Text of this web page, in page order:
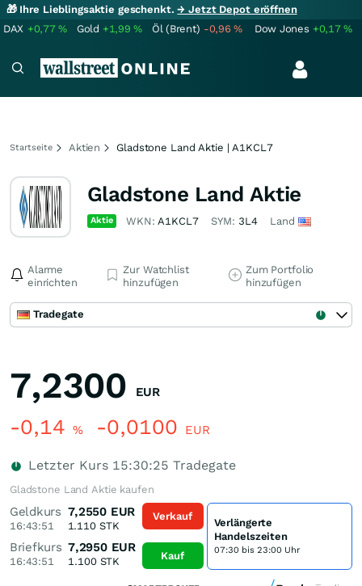
🎁 Ihre Lieblingsaktie geschenkt.→ Jetzt Depot eröffnen
DAX +0,77% Gold +1,99% Öl (Brent) -0,96% Dow Jones +0,17%
Startseite Aktien Gladstone Land Aktie | A1KCL7
Gladstone Land Aktie
Aktie WKN:A1KCL7 SYM: 3L4 Land
Alarme
einrichten
Zur Watchlist
hinzufügen
Zum Portfolio
hinzufügen
Tradegate
7,2300 EUR
-0,14 % -0,0100 EUR
Letzter Kurs 15:30:25 Tradegate
Gladstone Land Aktie kaufen
Geldkurs
16:43:51
7,2550 EUR
1.110STK
Briefkurs
16:43:51
7,2950 EUR
1.100STK
Verkauf
Kauf
Verlängerte
Handelszeiten
07:30 bis 23:00 Uhr